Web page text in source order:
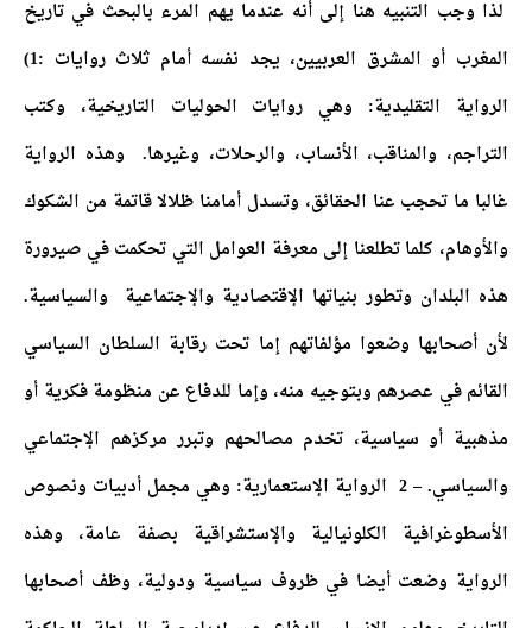
لذا وجب التنبيه هنا إلى أنه عندما يهم المرء بالبحث في تاريخ
المغرب أو المشرق العربيين، يجد نفسه أمام ثلاث روايات :1)
الرواية التقليدية: وهي روايات الحوليات التاريخية، وكتب
التراجم، والمناقب، الأنساب، والرحلات، وغيرها. وهذه الرواية
غالبا ما تحجب عنا الحقائق، وتسدل أمامنا ظلالا قاتمة من الشكوك
والأوهام، كلما تطلعنا إلى معرفة العوامل التي تحكمت في صيرورة
هذه البلدان وتطور بنياتها الإقتصادية والإجتماعية والسياسية.
لأن أصحابها وضعوا مؤلفاتهم إما تحت رقابة السلطان السياسي
القائم في عصرهم وبتوجيه منه، وإما للدفاع عن منظومة فكرية أو
مذهبية أو سياسية، تخدم مصالحهم وتبرر مركزهم الإجتماعي
والسياسي. – 2 الرواية الإستعمارية: وهي مجمل أدبيات ونصوص
الأسطوغرافية الكلونيالية والإستشراقية بصفة عامة، وهذه
الرواية وضعت أيضا في ظروف سياسية ودولية، وظف أصحابها